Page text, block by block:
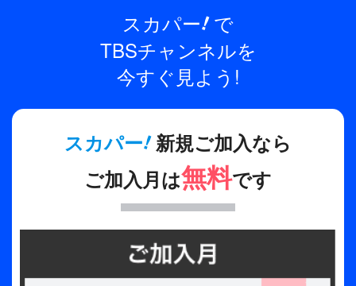
Stop」ではキレのあるシンクロダンスと華やかな火
花が東京ドームを彩り、日本オリジナル曲「Where
Do You Go?」では観客の歌声が重なり合い感動的
な一体感が生まれる。中でも特に大きな歓声が沸き
起こったのは、バラードバージョンにアレンジされ
たデビュー曲「ある日、頭からツノが生えた
(CROWN) [Japanese Ver.]」のシーンである。モニ
ターに映し出されたデビュー当時の初々しい映像か
ら、最新曲「Beautiful Strangers [Japanese Ver.]」
へと繋がる粋な演出は、彼らの軌跡と歩みを象徴し
ており、感極まって涙を流すファンの姿も多く見受
スカパー!で
TBSチャンネルを
今すぐ見よう!
スカパー!新規ご加入なら
ご加入月は無料です